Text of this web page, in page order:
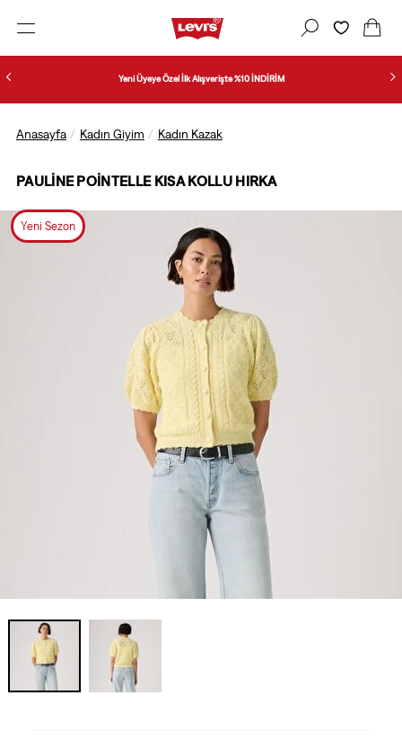
Yeni Üyeye Özel İlk Alışverişte %10 İNDİRİM
Anasayfa Kadın Giyim Kadın Kazak
PAULINE POINTELLE KISA KOLLU HIRKA
Yeni Sezon
1/2